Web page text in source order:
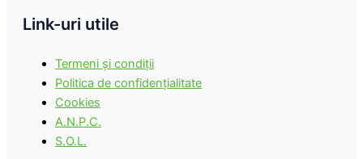
Link-uri utile
Termeni şi condiţii
Politica de confidenţialitate
Cookies
A.N.P.C.
S.O.L.